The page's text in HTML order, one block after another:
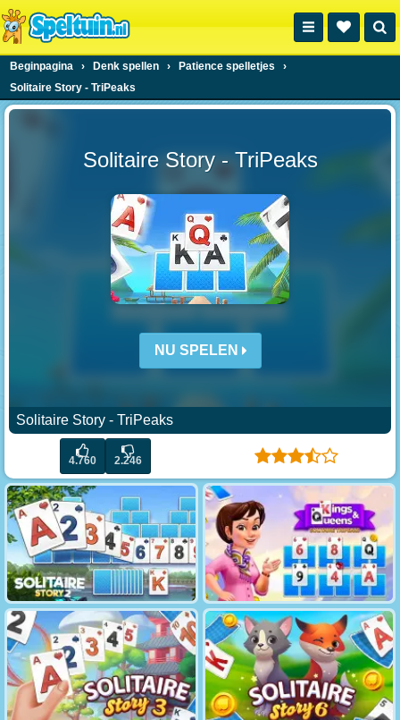
Beginpagina › Denk spellen › Patience spelletjes
›
Solitaire Story - TriPeaks
Solitaire Story - TriPeaks
NU SPELEN
Solitaire Story - TriPeaks
4.760 2.246